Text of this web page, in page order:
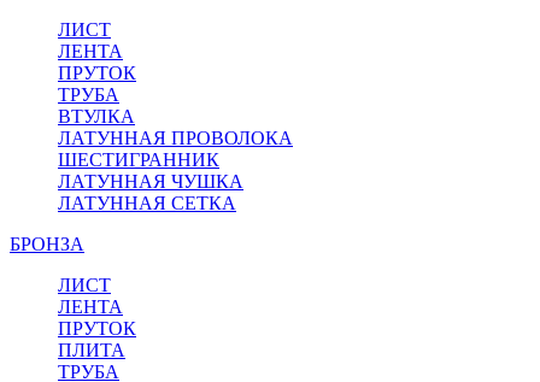
ЛИСТ
ЛЕНТА
ПРУТОК
ТРУБА
ВТУЛКА
ЛАТУННАЯ ПРОВОЛОКА
ШЕСТИГРАННИК
ЛАТУННАЯ ЧУШКА
ЛАТУННАЯ СЕТКА
БРОНЗА
ЛИСТ
ЛЕНТА
ПРУТОК
ПЛИТА
ТРУБА